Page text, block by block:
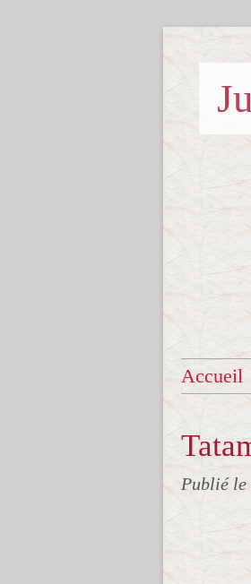
Accueil
Publié le